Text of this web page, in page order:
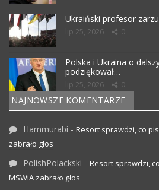
Ukraiński profesor
lip 25, 2026 0
Polska i Ukraina o
podziękował…
lip 25, 2026 0
NAJNOWSZE KOMENTARZE
Hammurabi - Resort sprawdzi, co
zabrało głos
PolishPolackski - Resort sprawdzi,
MSWiA zabrało głos